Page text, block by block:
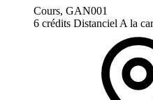
Cours, GAN001
6 crédits Distanciel A la